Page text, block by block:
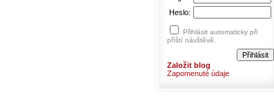
Heslo:
Přihlásit automaticky při
příští návštěvě.
Založit blog
Zapomenuté údaje